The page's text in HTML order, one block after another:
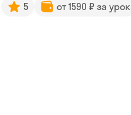
5 от 1590 ₽ за урок